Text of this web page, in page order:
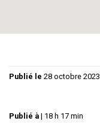
Publié le 28 octobre 2023
Publié à | 18 h 17 min